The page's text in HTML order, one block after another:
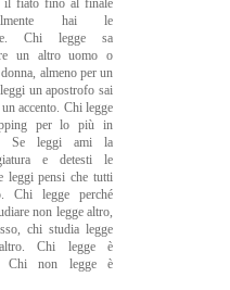
hai le
Chi legge sa
un altro uomo o
almeno per un
un apostrofo sai
accento. Chi legge
per lo più in
Se leggi ami la
e detesti le
leggi pensi che tutti
Chi legge perché
non legge altro,
chi studia legge
Chi legge è
Chi non legge è